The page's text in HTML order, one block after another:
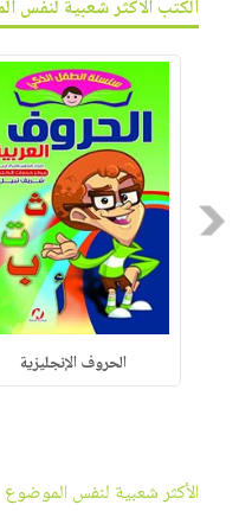
صابون
أطفال
مناسبات
فيديوهات
أسئلة
طرحها
خدمات
انشر
تواصل
عربة
التسوق
الإصدارات
الكتب الأكثر شعبية لنفس
Previous
الحروف الإنجليزية
الأكثر شعبية لنفس الموضوع